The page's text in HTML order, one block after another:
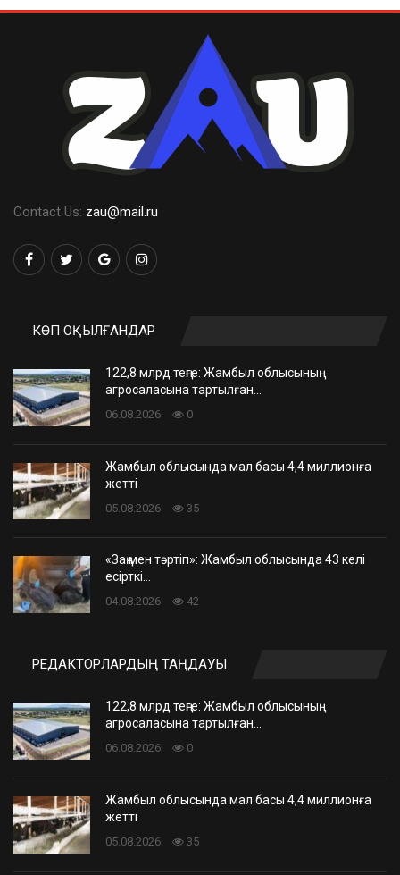
Contact Us: zau@mail.ru
КӨП ОҚЫЛҒАНДАР
122,8 млрд теңге: Жамбыл облысының
агросаласына тартылған…
06.08.2026 0
Жамбыл облысында мал басы 4,4 миллионға
жетті
05.08.2026 35
«Заң мен тәртіп»: Жамбыл облысында 43 келі
есірткі…
04.08.2026 42
РЕДАКТОРЛАРДЫҢ ТАҢДАУЫ
122,8 млрд теңге: Жамбыл облысының
агросаласына тартылған…
06.08.2026 0
Жамбыл облысында мал басы 4,4 миллионға
жетті
05.08.2026 35